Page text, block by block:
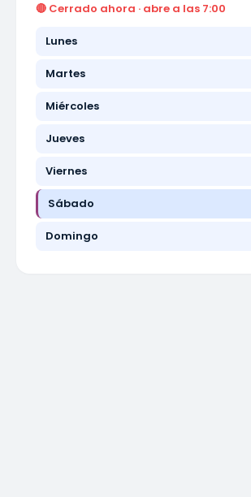
🔴 Cerrado ahora · abre a las 7:00
Lunes
Martes
Miércoles
Jueves
Viernes
Sábado
Domingo